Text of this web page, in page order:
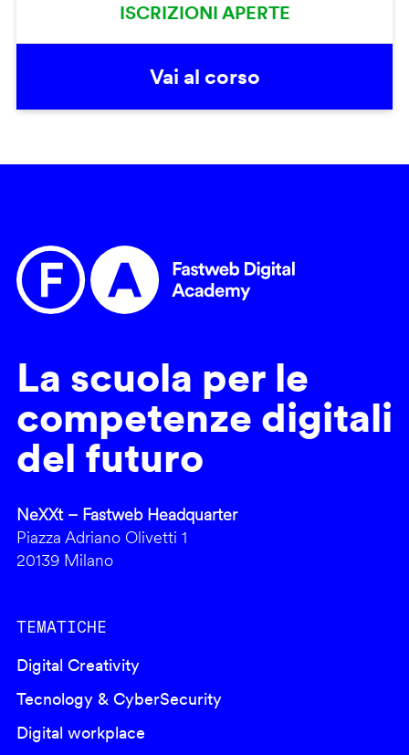
ISCRIZIONI APERTE
Vai al corso
La scuola per le
competenze digitali
del futuro
NeXXt – Fastweb Headquarter
Piazza Adriano Olivetti 1
20139 Milano
TEMATICHE
Digital Creativity
Tecnology & CyberSecurity
Digital workplace